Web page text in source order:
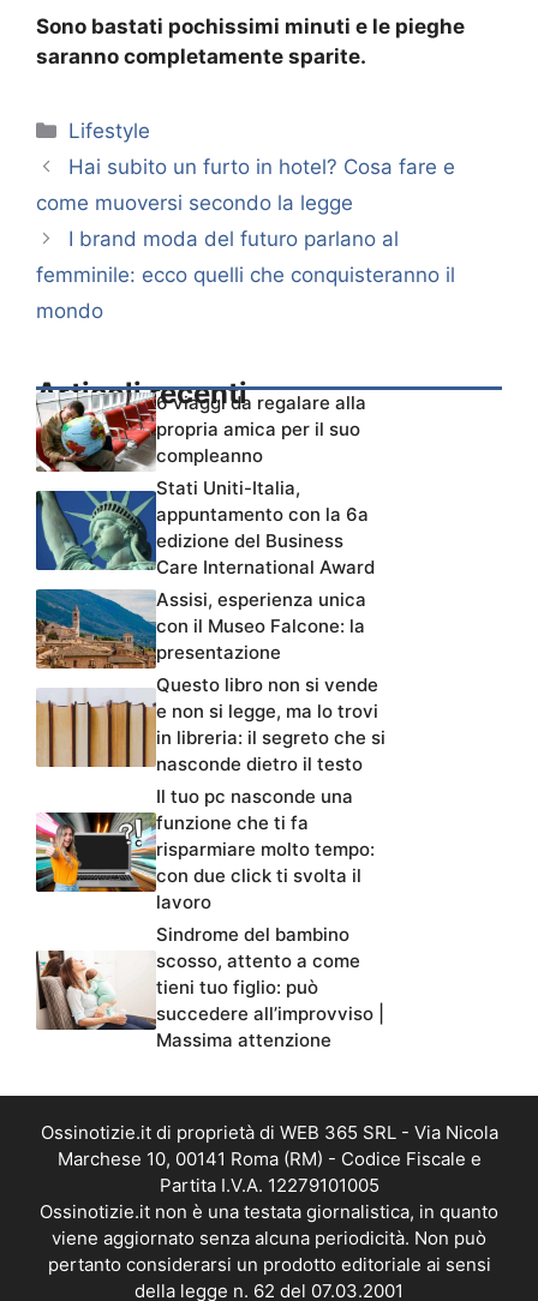
Sono bastati pochissimi minuti e le pieghe
saranno completamente sparite.
Categorie
Lifestyle
Hai subito un furto in hotel? Cosa fare e
come muoversi secondo la legge
I brand moda del futuro parlano al
femminile: ecco quelli che conquisteranno il
mondo
Articoli recenti6 viaggi da regalare alla
propria amica per il suo
compleanno
Stati Uniti-Italia,
appuntamento con la 6a
edizione del Business
Care International Award
Assisi, esperienza unica
con il Museo Falcone: la
presentazione
Questo libro non si vende
e non si legge, ma lo trovi
in libreria: il segreto che si
nasconde dietro il testo
Il tuo pc nasconde una
funzione che ti fa
risparmiare molto tempo:
con due click ti svolta il
lavoro
Sindrome del bambino
scosso, attento a come
tieni tuo figlio: può
succedere all’improvviso |
Massima attenzione
Ossinotizie.it di proprietà di WEB 365 SRL - Via Nicola
Marchese 10, 00141 Roma (RM) - Codice Fiscale e
Partita I.V.A. 12279101005
Ossinotizie.it non è una testata giornalistica, in quanto
viene aggiornato senza alcuna periodicità. Non può
pertanto considerarsi un prodotto editoriale ai sensi
della legge n. 62 del 07.03.2001